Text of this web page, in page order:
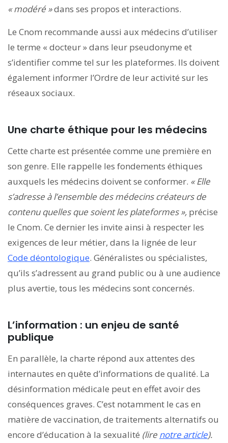
« modéré »dans ses propos et interactions.
Le Cnom recommande aussi aux médecins d’utiliser
le terme « docteur » dans leur pseudonyme et
s’identifier comme tel sur les plateformes. Ils doivent
également informer l’Ordre de leur activité sur les
réseaux sociaux.
Une charte éthique pour les médecins
Cette charte est présentée comme une première en
son genre. Elle rappelle les fondements éthiques
auxquels les médecins doivent se conformer. «Elle
s’adresse à l’ensemble des médecins créateurs de
contenu quelles que soient les plateformes », précise
le Cnom. Ce dernier les invite ainsi à respecter les
exigences de leur métier, dans la lignée de leur
Code déontologique. Généralistes ou spécialistes,
qu’ils s’adressent au grand public ou à une audience
plus avertie, tous les médecins sont concernés.
L’information : un enjeu de santé
publique
En parallèle, la charte répond aux attentes des
internautes en quête d’informations de qualité. La
désinformation médicale peut en effet avoir des
conséquences graves. C’est notamment le cas en
matière de vaccination, de traitements alternatifs ou
encore d’éducation à la sexualité (lire notre article).